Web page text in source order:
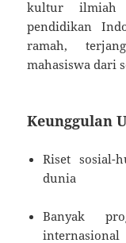
kultur ilmiah
pendidikan
ramah,
mahasiswa dari
Keunggulan
Riset sosial-
dunia
Banyak
internasional